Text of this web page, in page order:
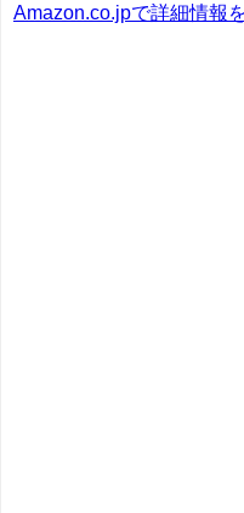
Amazon.co.jpで詳細情報